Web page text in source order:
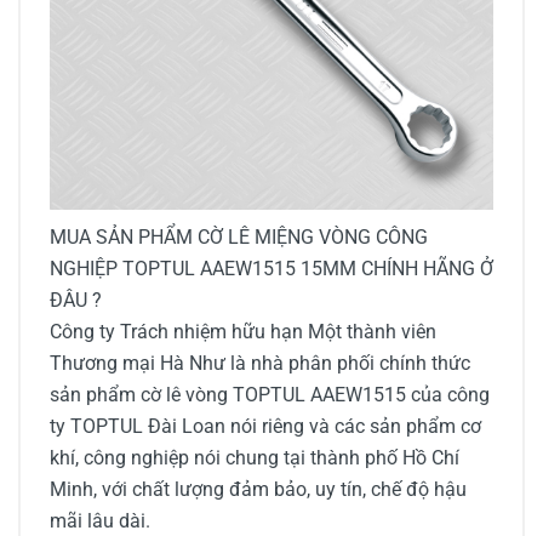
MUA SẢN PHẨM CỜ LÊ MIỆNG VÒNG CÔNG
NGHIỆP TOPTUL AAEW1515 15MM CHÍNH HÃNG Ở
ĐÂU ?
Công ty Trách nhiệm hữu hạn Một thành viên
Thương mại Hà Như là nhà phân phối chính thức
sản phẩm cờ lê vòng TOPTUL AAEW1515 của công
ty TOPTUL Đài Loan nói riêng và các sản phẩm cơ
khí, công nghiệp nói chung tại thành phố Hồ Chí
Minh, với chất lượng đảm bảo, uy tín, chế độ hậu
mãi lâu dài.